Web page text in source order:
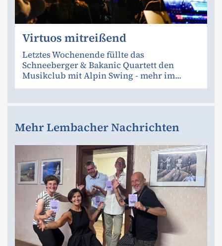
Virtuos mitreißend
Letztes Wochenende füllte das
Schneeberger & Bakanic Quartett den
Musikclub mit Alpin Swing - mehr im...
Mehr Lembacher Nachrichten